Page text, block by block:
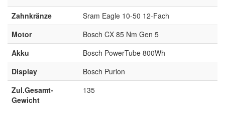
Zahnkränze
Sram Eagle 10-50 12-Fach
Motor
Bosch CX 85 Nm Gen 5
Akku
Bosch PowerTube 800Wh
Display
Bosch Purion
Zul.Gesamt-
Gewicht
135